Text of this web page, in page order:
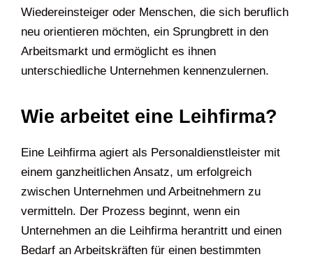
Wiedereinsteiger oder Menschen, die sich beruflich
neu orientieren möchten, ein Sprungbrett in den
Arbeitsmarkt und ermöglicht es ihnen
unterschiedliche Unternehmen kennenzulernen.
Wie arbeitet eine Leihfirma?
Eine Leihfirma agiert als Personaldienstleister mit
einem ganzheitlichen Ansatz, um erfolgreich
zwischen Unternehmen und Arbeitnehmern zu
vermitteln. Der Prozess beginnt, wenn ein
Unternehmen an die Leihfirma herantritt und einen
Bedarf an Arbeitskräften für einen bestimmten